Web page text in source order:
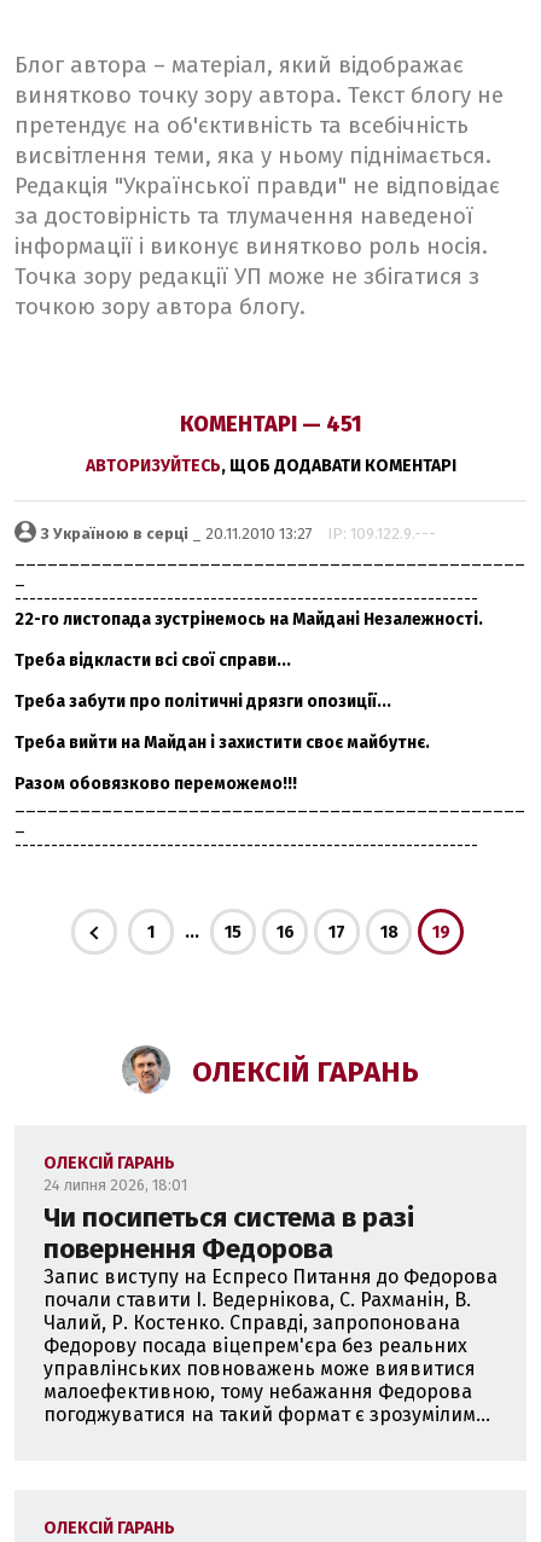
Блог автора – матеріал, який відображає
винятково точку зору автора. Текст блогу не
претендує на об'єктивність та всебічність
висвітлення теми, яка у ньому піднімається.
Редакція "Української правди" не відповідає
за достовірність та тлумачення наведеної
інформації і виконує винятково роль носія.
Точка зору редакції УП може не збігатися з
точкою зору автора блогу.
КОМЕНТАРІ — 451
АВТОРИЗУЙТЕСЬ, ЩОБ ДОДАВАТИ КОМЕНТАРІ
З Україною в серці _ 20.11.2010 13:27 IP: 109.122.9.---
----------------------------------------------------------------
22-го листопада зустрінемось на Майдані Незалежності.
Треба відкласти всі свої справи...
Треба забути про політичні дрязги опозиції...
Треба вийти на Майдан і захистити своє майбутнє.
Разом обовязково переможемо!!!
----------------------------------------------------------------
1 ... 15 16 17 18 19
ОЛЕКСІЙ ГАРАНЬ
ОЛЕКСІЙ ГАРАНЬ
24 липня 2026, 18:01
Чи посипеться система в разі
повернення Федорова
Запис виступу на Еспресо Питання до Федорова
почали ставити І. Ведернікова, С. Рахманін, В.
Чалий, Р. Костенко. Справді, запропонована
Федорову посада віцепрем'єра без реальних
управлінських повноважень може виявитися
малоефективною, тому небажання Федорова
погоджуватися на такий формат є зрозумілим...
ОЛЕКСІЙ ГАРАНЬ